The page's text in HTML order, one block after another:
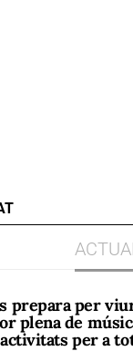
prepara per
plena de
per a